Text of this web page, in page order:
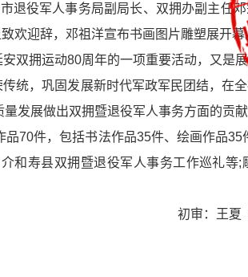
退役军人事务局副局长、双拥办副主任
欢迎辞，邓祖洋宣布书画图片雕塑展开幕
双拥运动80周年的一项重要活动，又是
统，巩固发展新时代军政军民团结，在
发展做出双拥暨退役军人事务方面的贡献
70件，包括书法作品35件、绘画作品
和寿县双拥暨退役军人事务工作巡礼等;
初审：王